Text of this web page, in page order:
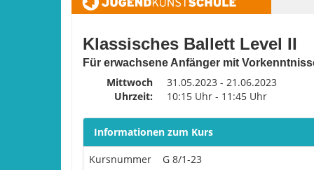
Klassisches Ballett Level II
Für erwachsene Anfänger mit
Mittwoch
31.05.2023 - 21.06.2023
Uhrzeit:
10:15 Uhr - 11:45 Uhr
Informationen zum Kurs
Kursnummer
G 8/1-23